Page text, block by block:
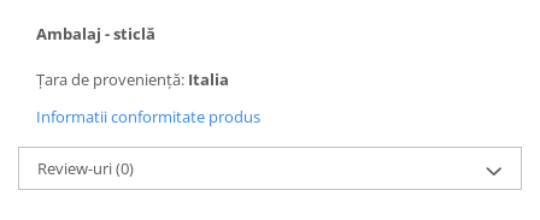
Ambalaj - sticlă
Țara de proveniență: Italia
Informatii conformitate produs
Review-uri(0)